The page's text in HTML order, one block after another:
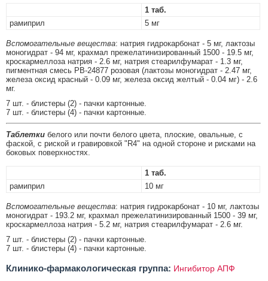
1 таб.
рамиприл
5 мг
Вспомогательные вещества: натрия гидрокарбонат - 5 мг, лактозы
моногидрат - 94 мг, крахмал прежелатинизированный 1500 - 19.5 мг,
кроскармеллоза натрия - 2.6 мг, натрия стеарилфумарат - 1.3 мг,
пигментная смесь PB-24877 розовая (лактозы моногидрат - 2.47 мг,
железа оксид красный - 0.09 мг, железа оксид желтый - 0.04 мг) - 2.6
мг.
7 шт. - блистеры (2) - пачки картонные.
7 шт. - блистеры (4) - пачки картонные.
Таблетки белого или почти белого цвета, плоские, овальные, с
фаской, с риской и гравировкой "R4" на одной стороне и рисками на
боковых поверхностях.
1 таб.
рамиприл
10 мг
Вспомогательные вещества: натрия гидрокарбонат - 10 мг, лактозы
моногидрат - 193.2 мг, крахмал прежелатинизированный 1500 - 39 мг,
кроскармеллоза натрия - 5.2 мг, натрия стеарилфумарат - 2.6 мг.
7 шт. - блистеры (2) - пачки картонные.
7 шт. - блистеры (4) - пачки картонные.
Клинико-фармакологическая группа: Ингибитор АПФ